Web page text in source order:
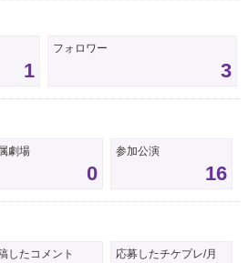
1
フォロワー
3
劇場
0
参加公演
16
したコメント 応募したチケプレ/月